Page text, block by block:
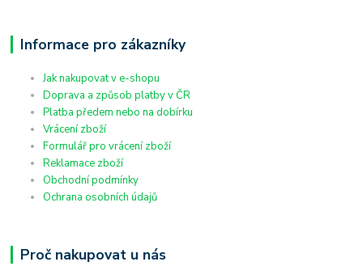
Informace pro zákazníky
Jak nakupovat v e-shopu
Doprava a způsob platby v ČR
Platba předem nebo na dobírku
Vrácení zboží
Formulář pro vrácení zboží
Reklamace zboží
Obchodní podmínky
Ochrana osobních údajů
Proč nakupovat u nás